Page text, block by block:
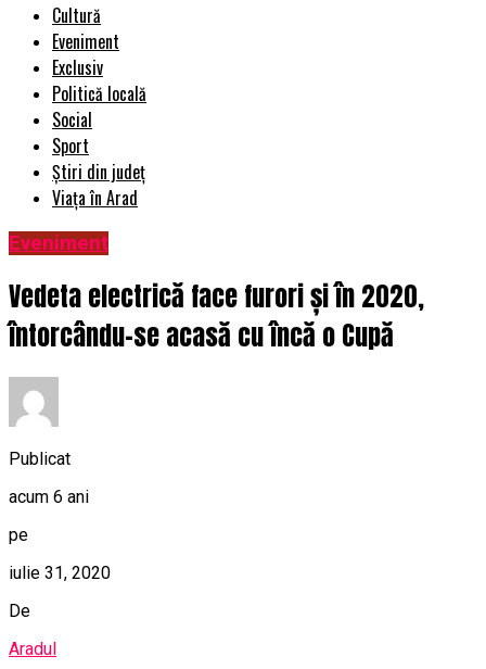
Cultură
Eveniment
Exclusiv
Politică locală
Social
Sport
Știri din județ
Viața în Arad
Eveniment
Vedeta electrică face furori și în 2020,
întorcându-se acasă cu încă o Cupă
Publicat
acum 6 ani
pe
iulie 31, 2020
De
Aradul